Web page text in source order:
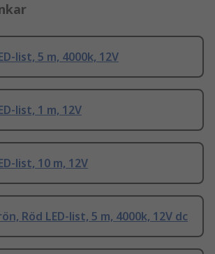
list, 5 m, 4000k, 12V
list, 1 m, 12V
list, 10 m, 12V
Röd LED-list, 5 m, 4000k, 12V dc